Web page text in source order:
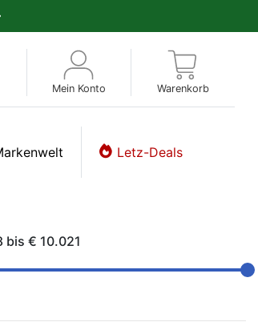
Mein Konto Warenkorb
Letz-Deals
bis € 10.021